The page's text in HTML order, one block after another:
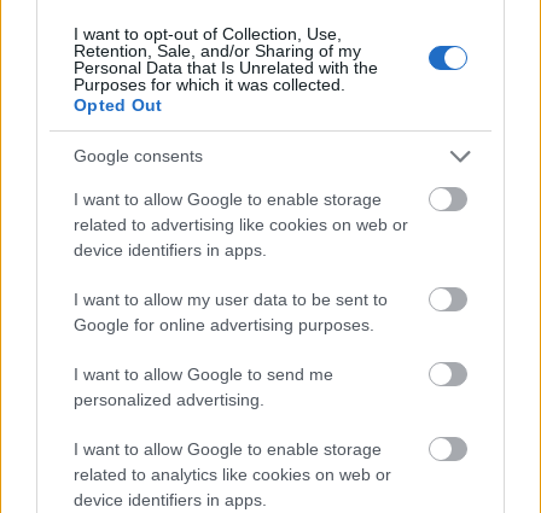
I want to opt-out of Collection, Use,
Retention, Sale, and/or Sharing of my
Personal Data that Is Unrelated with the
Purposes for which it was collected.
Opted Out
Google consents
I want to allow Google to enable storage
related to advertising like cookies on web or
device identifiers in apps.
I want to allow my user data to be sent to
Google for online advertising purposes.
I want to allow Google to send me
personalized advertising.
I want to allow Google to enable storage
related to analytics like cookies on web or
device identifiers in apps.
Itt jön a képbe Harker ismerőse, Dr. Van Helsing
(Peter Cushing), aki tudomást szerez a történtekről
Jonathan naplója által, így hát cselekednie kell és a
napló mostanra vért szívó tulajdonosának szívébe
karó kerül. De álljunk csak meg egy pillanatra? Hol
van Drakula? És miért vezetnek a szálak a néhai
Jonathan menyasszonyához és annak családjához?
Valószínűleg nincs ember, aki legalább ne hallott
volna a történetről, és akinek ismerősen hangzik a
Max Schreck név, az ebben a filmben sem fog
csalódni. Mellékszereplőként feltűnik Michael
Gough, aki a Denevérember inasaként is ismert, a
zene természetesen vérfagyasztó és nagyon jó, és
beszélnek, tiszta nyelvvizsga-előkészítő.
Jó film. Jó sok ketchupfröcsögéssel.